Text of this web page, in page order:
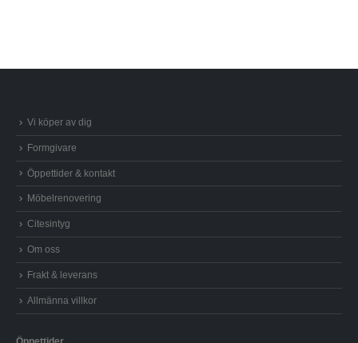
Vi köper av dig
Formgivare
Öppettider & kontakt
Möbelrenovering
Citesintyg
Om oss
Frakt & leverans
Allmänna villkor
Öppettider